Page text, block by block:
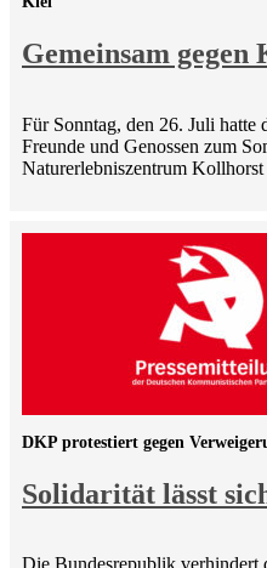
Gemeinsam
Für Sonntag, den 26. Juli
Freunde und Genossen zum
Naturerlebniszentrum
Solidarität lässt
DKP protestiert gegen